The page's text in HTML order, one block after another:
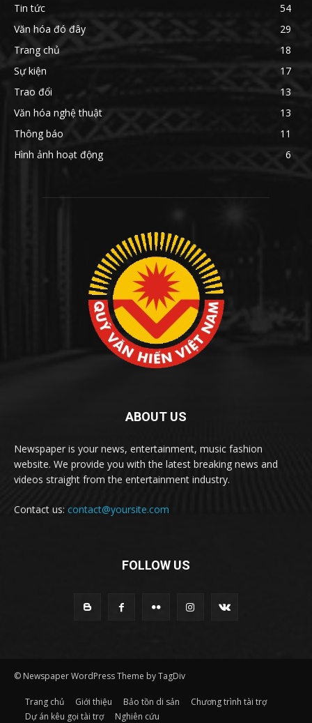
Tin tức
54
Văn hóa đó đây
29
Trang chủ
18
Sự kiện
17
Trao đổi
13
Văn hóa nghệ thuật
13
Thông báo
11
Hình ảnh hoạt động
6
ABOUT US
Newspaper is your news, entertainment, music fashion
website. We provide you with the latest breaking news and
videos straight from the entertainment industry.
Contact us: contact@yoursite.com
FOLLOW US
© Newspaper WordPress Theme by TagDiv
Trang chủ Giới thiệu Bảo tồn di sản
Chương trình tài trợ
Dự án kêu gọi tài trợ
Nghiên cứu